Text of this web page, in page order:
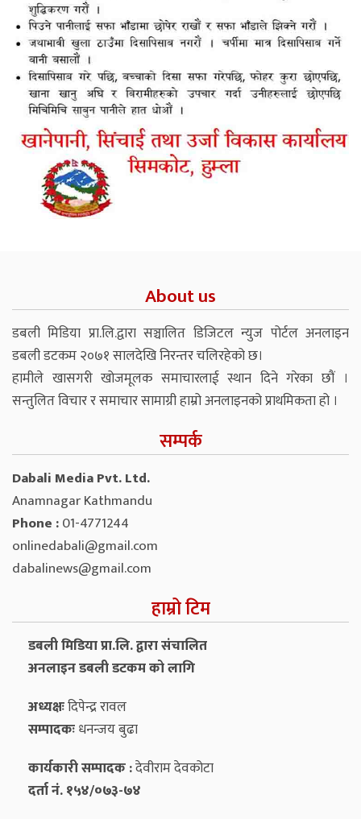
About us
डबली मिडिया प्रा.लि.द्वारा सञ्चालित डिजिटल न्युज पोर्टल अनलाइन
डबली डटकम २०७१ सालदेखि निरन्तर चलिरहेको छ।
हामीले खासगरी खोजमूलक समाचारलाई स्थान दिने गरेका छौं ।
सन्तुलित विचार र समाचार सामाग्री हाम्रो अनलाइनको प्राथमिकता हो ।
सम्पर्क
Dabali Media Pvt. Ltd.
Anamnagar Kathmandu
Phone :01-4771244
onlinedabali@gmail.com
dabalinews@gmail.com
हाम्रो टिम
डबली मिडिया प्रा.लि. द्वारा संचालित
अनलाइन डबली डटकम को लागि
अध्यक्षःदिपेन्द्र रावल
सम्पादकःधनन्‍जय बुढा
कार्यकारी सम्पादक :देवीराम देवकोटा
दर्ता नं. १५४/०७३-७४